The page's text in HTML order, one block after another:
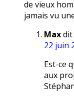
de vieux
jamais vu
Maxdit
22 juin
Est-ce
aux